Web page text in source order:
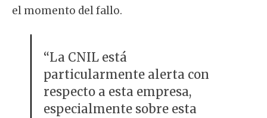
el momento del fallo.
“La CNIL está
particularmente alerta con
respecto a esta empresa,
especialmente sobre esta